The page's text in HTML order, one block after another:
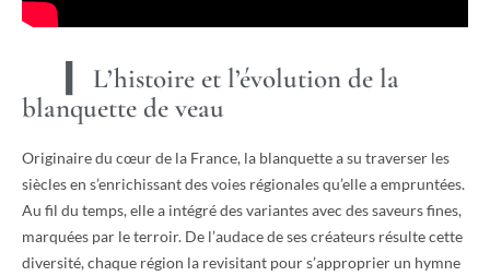
L’histoire et l’évolution de la
blanquette de veau
Originaire du cœur de la France, la blanquette a su traverser les
siècles en s’enrichissant des voies régionales qu’elle a empruntées.
Au fil du temps, elle a intégré des variantes avec des saveurs fines,
marquées par le terroir. De l’audace de ses créateurs résulte cette
diversité, chaque région la revisitant pour s’approprier un hymne